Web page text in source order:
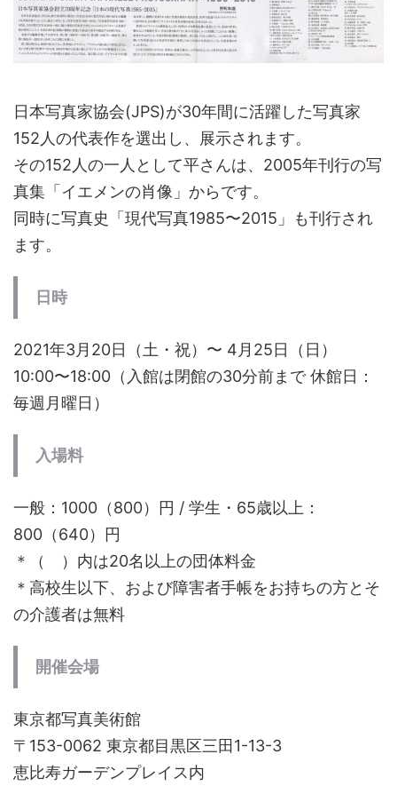
日本写真家協会(JPS)が30年間に活躍した写真家
152人の代表作を選出し、展示されます。
その152人の一人として平さんは、2005年刊行の写
真集「イエメンの肖像」からです。
同時に写真史「現代写真1985〜2015」も刊行され
ます。
日時
2021年3月20日（土・祝）〜 4月25日（日）
10:00〜18:00（入館は閉館の30分前まで 休館日：
毎週月曜日）
入場料
一般：1000（800）円 / 学生・65歳以上：
800（640）円
＊（ ）内は20名以上の団体料金
＊高校生以下、および障害者手帳をお持ちの方とそ
の介護者は無料
開催会場
東京都写真美術館
〒153-0062 東京都目黒区三田1-13-3
恵比寿ガーデンプレイス内